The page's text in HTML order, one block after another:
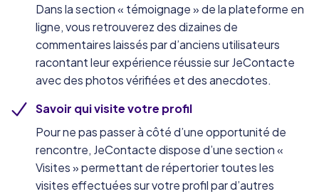
Dans la section « témoignage » de la plateforme en
ligne, vous retrouverez des dizaines de
commentaires laissés par d’anciens utilisateurs
racontant leur expérience réussie sur JeContacte
avec des photos vérifiées et des anecdotes.
Savoir qui visite votre profil
Pour ne pas passer à côté d’une opportunité de
rencontre, JeContacte dispose d’une section «
Visites » permettant de répertorier toutes les
visites effectuées sur votre profil par d’autres